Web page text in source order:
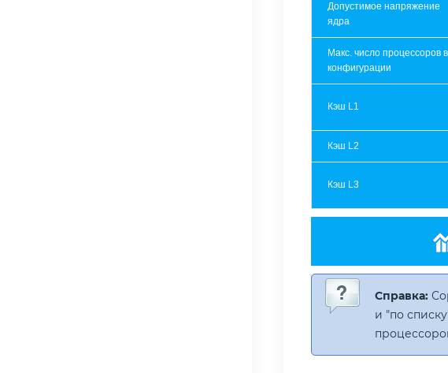
Допустимое напряжение
ядра
Макс. число процессоров в
конфигурации
Кэш L1
Кэш L2
Кэш L3
Справка:
и "по